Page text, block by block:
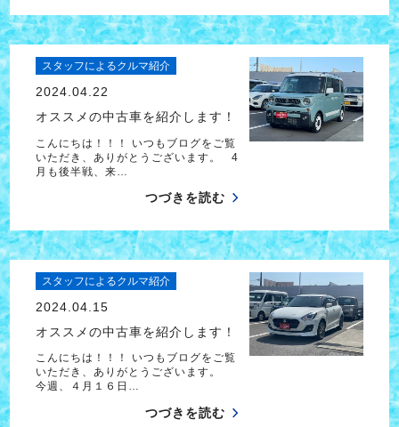
スタッフによるクルマ紹介
2024.04.22
オススメの中古車を紹介します！
こんにちは！！！ いつもブログをご覧
いただき、ありがとうございます。 4
月も後半戦、来…
つづきを読む
スタッフによるクルマ紹介
2024.04.15
オススメの中古車を紹介します！
こんにちは！！！ いつもブログをご覧
いただき、ありがとうございます。
今週、４月１６日…
つづきを読む